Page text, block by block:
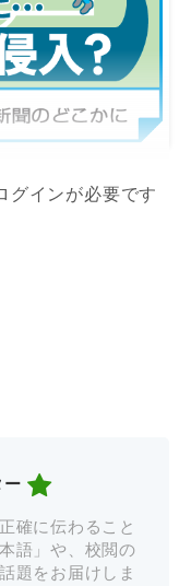
グインが必要です
確に伝わること
語」や、校閲の
題をお届けしま